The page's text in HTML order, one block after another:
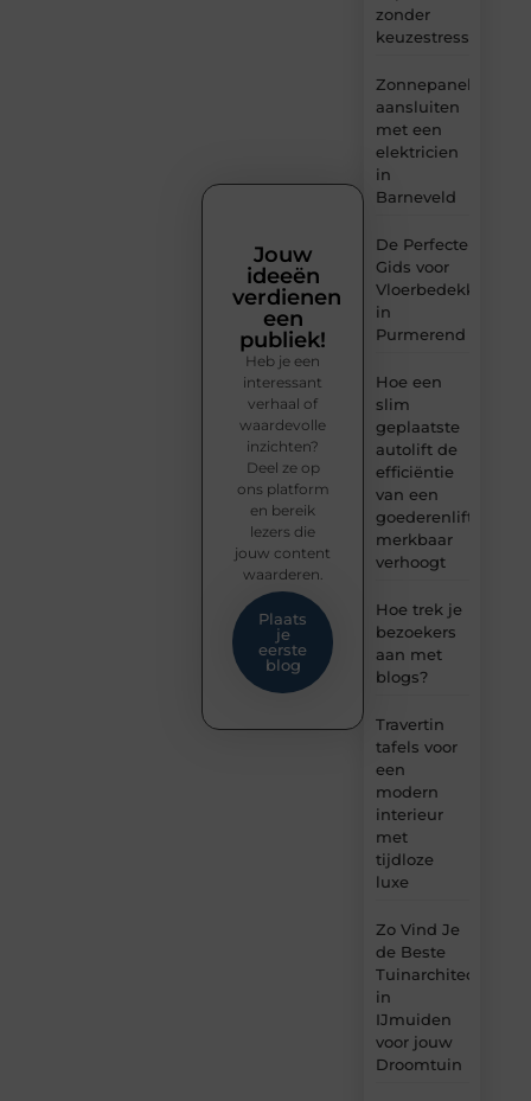
zonder
keuzestress
Zonnepanelen
aansluiten
met een
elektricien
in
Barneveld
De Perfecte
Gids voor
Vloerbedekking
in
Purmerend
Hoe een
slim
geplaatste
autolift de
efficiëntie
van een
goederenlift
merkbaar
verhoogt
Hoe trek je
bezoekers
aan met
blogs?
Travertin
tafels voor
een
modern
interieur
met
tijdloze
luxe
Zo Vind Je
de Beste
Tuinarchitect
in
IJmuiden
voor jouw
Droomtuin
Jouw
ideeën
verdienen
een
publiek!
Heb je een
interessant
verhaal of
waardevolle
inzichten?
Deel ze op
ons platform
en bereik
lezers die
jouw content
waarderen.
Plaats
je
eerste
blog